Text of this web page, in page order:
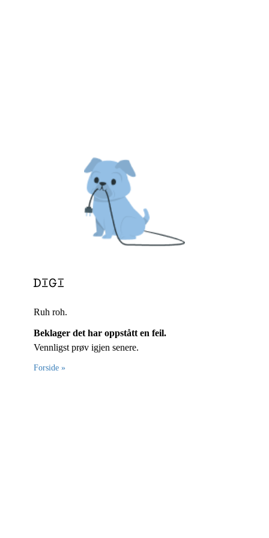
Ruh roh.
Beklager det har oppstått en feil.
Vennligst prøv igjen senere.
Forside »